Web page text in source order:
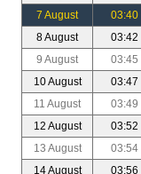
7 August
03:40
8 August
03:42
9 August
03:45
10 August
03:47
11 August
03:49
12 August
03:52
13 August
03:54
14 August
03:56